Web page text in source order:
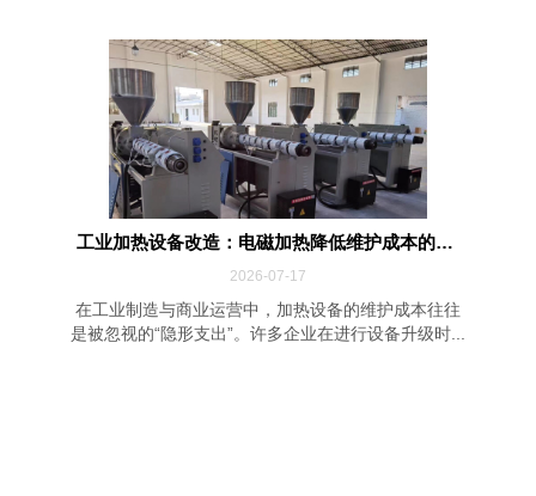
工业加热设备改造：电磁加热降低维护成本的四...
2026-07-17
在工业制造与商业运营中，加热设备的维护成本往往
是被忽视的“隐形支出”。许多企业在进行设备升级时...